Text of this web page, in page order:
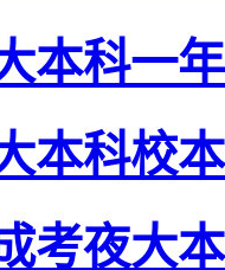
本科一
本科校
考夜大